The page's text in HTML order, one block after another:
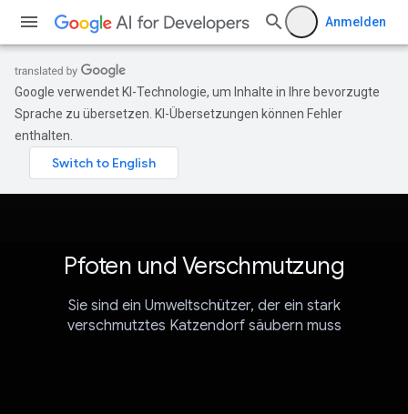
Anmelden
Google verwendet KI-Technologie, um Inhalte in Ihre bevorzugte
Sprache zu übersetzen. KI-Übersetzungen können Fehler
enthalten.
Pfoten und Verschmutzung
Sie sind ein Umweltschützer, der ein stark
verschmutztes Katzendorf säubern muss